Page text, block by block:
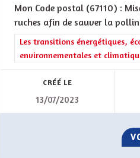
Mon Code postal (67110) :
ruches afin de sauver la
Filtrer les résultats de la
Les transitions énergétiques,
environnementales et
CRÉÉ LE
13/07/2023